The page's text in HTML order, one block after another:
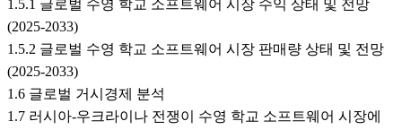
1.5.1 글로벌 수영 학교 소프트웨어 시장 수익 상태 및 전망
(2025-2033)
1.5.2 글로벌 수영 학교 소프트웨어 시장 판매량 상태 및 전망
(2025-2033)
1.6 글로벌 거시경제 분석
1.7 러시아-우크라이나 전쟁이 수영 학교 소프트웨어 시장에